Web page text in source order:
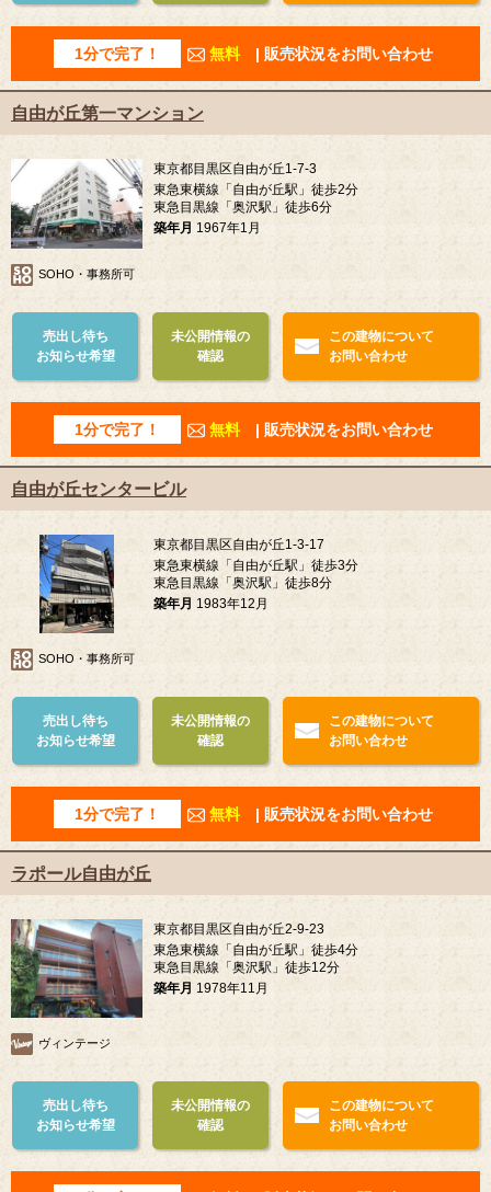
1分で完了！ 無料 | 販売状況をお問い合わせ
自由が丘第一マンション
東京都目黒区自由が丘1-7-3
東急東横線「自由が丘駅」徒歩2分
東急目黒線「奥沢駅」徒歩6分
築年月 1967年1月
SOHO・事務所可
売出し待ち
お知らせ希望
未公開情報の
確認
この建物について
お問い合わせ
1分で完了！ 無料 | 販売状況をお問い合わせ
自由が丘センタービル
東京都目黒区自由が丘1-3-17
東急東横線「自由が丘駅」徒歩3分
東急目黒線「奥沢駅」徒歩8分
築年月 1983年12月
SOHO・事務所可
売出し待ち
お知らせ希望
未公開情報の
確認
この建物について
お問い合わせ
1分で完了！ 無料 | 販売状況をお問い合わせ
ラポール自由が丘
東京都目黒区自由が丘2-9-23
東急東横線「自由が丘駅」徒歩4分
東急目黒線「奥沢駅」徒歩12分
築年月 1978年11月
ヴィンテージ
売出し待ち
お知らせ希望
未公開情報の
確認
この建物について
お問い合わせ